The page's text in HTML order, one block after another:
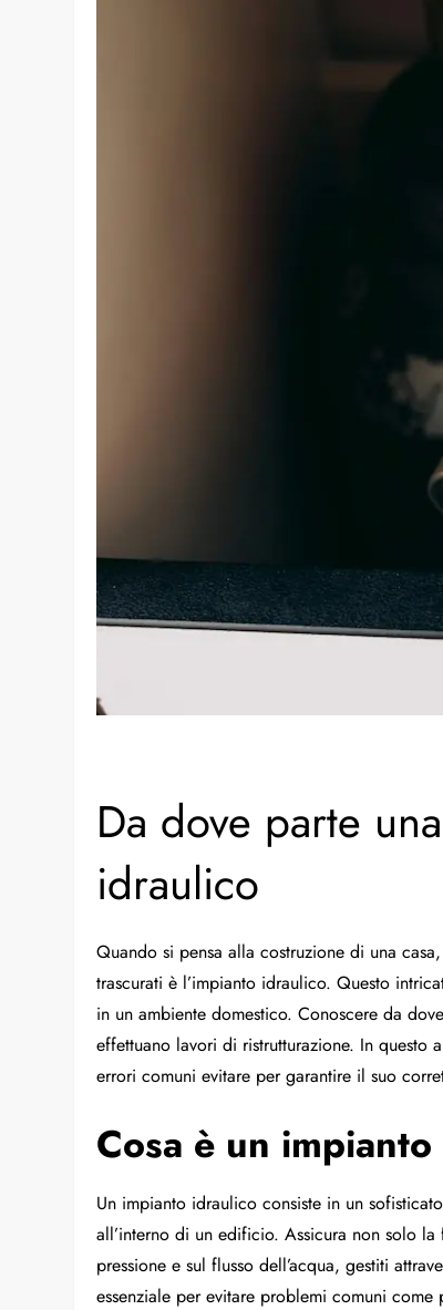
Da dove parte
idraulico
Quando si pensa alla costruzione di una
trascurati è l’impianto idraulico. Questo
in un ambiente domestico. Conoscere da
effettuano lavori di ristrutturazione. In
errori comuni evitare per garantire il suo
Cosa è un
Un impianto idraulico consiste in un
all’interno di un edificio. Assicura non solo
pressione e sul flusso dell’acqua, gestiti
essenziale per evitare problemi comuni